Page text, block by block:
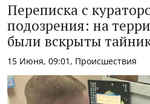
Переписка с
подозрения: на
были вскрыты
15 Июня, 09:01, Происшествия